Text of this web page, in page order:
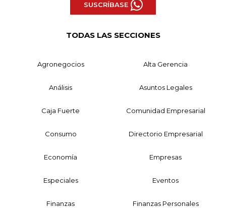
SUSCRÍBASE
TODAS LAS SECCIONES
Agronegocios Alta Gerencia
Análisis Asuntos Legales
Caja Fuerte Comunidad Empresarial
Consumo Directorio Empresarial
Economía Empresas
Especiales Eventos
Finanzas Finanzas Personales